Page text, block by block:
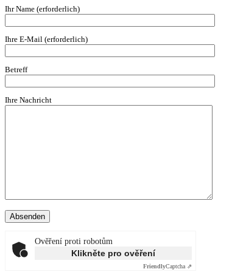
Ihr Name (erforderlich)
Ihre E-Mail (erforderlich)
Betreff
Ihre Nachricht
Ověření proti robotům
Klikněte pro ověření
FriendlyCaptcha ⇗